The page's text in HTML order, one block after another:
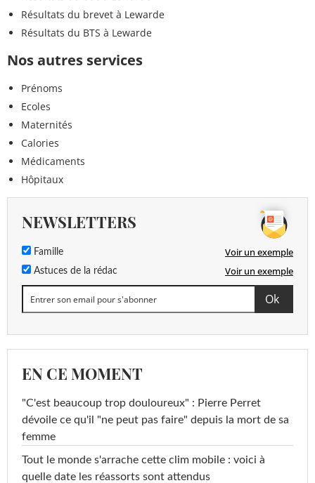
Résultats du brevet à Lewarde
Résultats du BTS à Lewarde
Nos autres services
Prénoms
Ecoles
Maternités
Calories
Médicaments
Hôpitaux
NEWSLETTERS
Famille Voir un exemple
Astuces de la rédac Voir un exemple
EN CE MOMENT
"C'est beaucoup trop douloureux" : Pierre Perret
dévoile ce qu'il "ne peut pas faire" depuis la mort de sa
femme
Tout le monde s'arrache cette clim mobile : voici à
quelle date les réassorts sont attendus